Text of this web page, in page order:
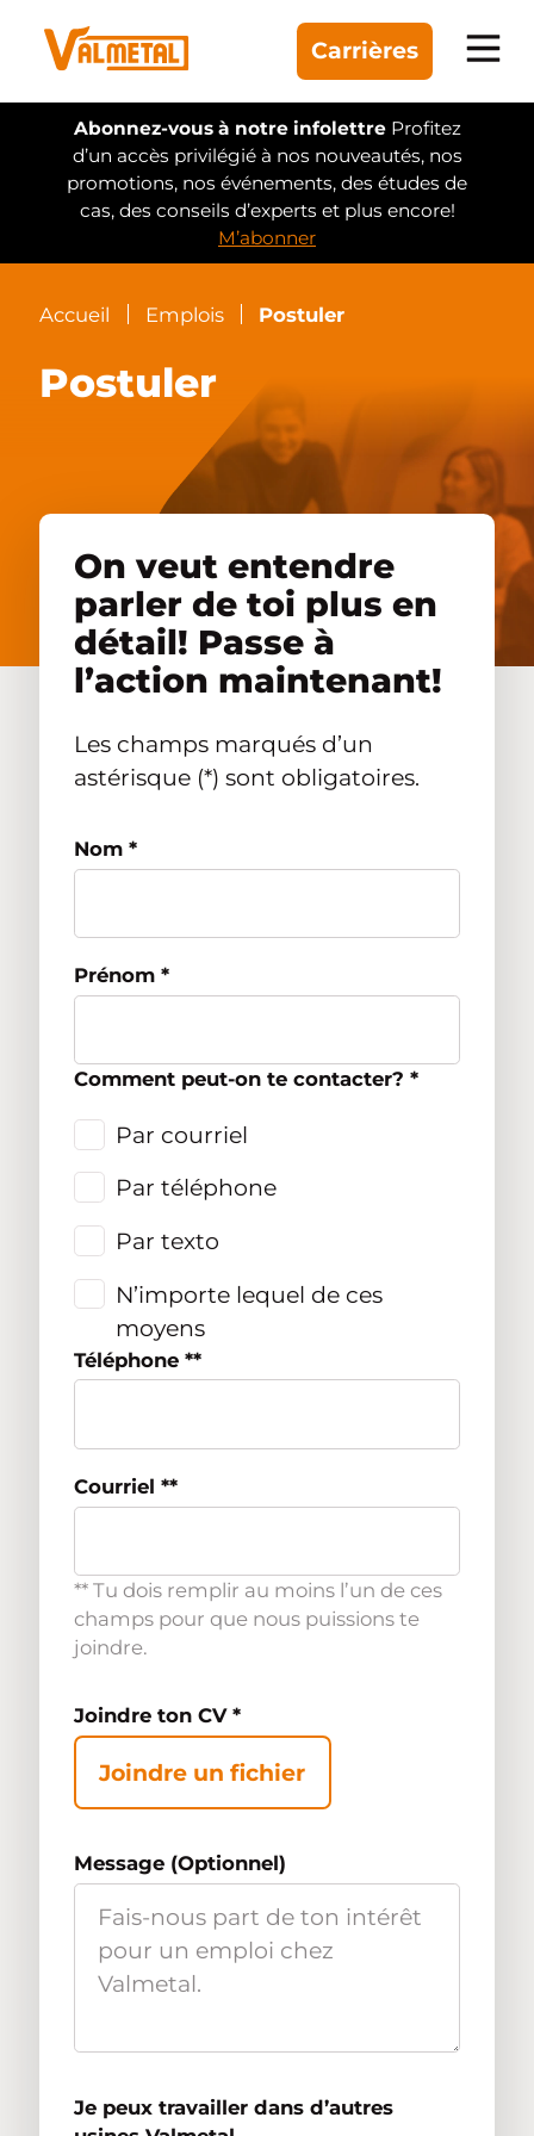
Abonnez-vous à notre infolettreProfitez
d’un accès privilégié à nos nouveautés, nos
promotions, nos événements, des études de
cas, des conseils d’experts et plus encore!
M’abonner
Carrières
Équipement
Gammes
Automatisation
Réalisations
Trouver un concessionnaire
À propos
Nous joindre
Accès concessionnaire
Accueil Emplois Postuler
Postuler
On veut entendre
parler de toi plus en
détail! Passe à
l’action maintenant!
Les champs marqués d’un
astérisque (*) sont obligatoires.
Nom *
Prénom *
Comment peut-on te contacter? *
Par courriel
Par téléphone
Par texto
N’importe lequel de ces
moyens
Téléphone **
Courriel **
** Tu dois remplir au moins l’un de ces
champs pour que nous puissions te
joindre.
Joindre ton CV *
Joindre un fichier
Message (Optionnel)
Je peux travailler dans d’autres